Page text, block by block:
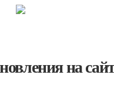
на